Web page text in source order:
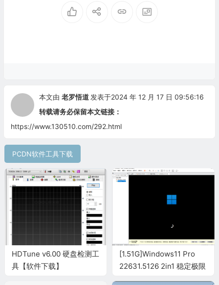
本文由 老罗悟道 发表于2024 年 12 月 17 日 09:56:16
转载请务必保留本文链接：
https://www.130510.com/292.html
PCDN软件工具下载
HDTune v6.00 硬盘检测工
具【软件下载】
[1.51G]Windows11 Pro
22631.5126 2in1 稳定极限